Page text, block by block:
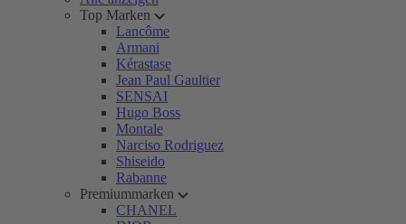
Top Marken
Lancôme
Armani
Kérastase
Jean Paul Gaultier
SENSAI
Hugo Boss
Montale
Narciso Rodriguez
Shiseido
Rabanne
Premiummarken
CHANEL